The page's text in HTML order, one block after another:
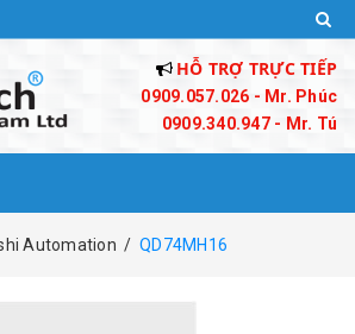
HỖ TRỢ TRỰC TIẾP
0909.057.026 - Mr. Phúc
0909.340.947 - Mr. Tú
Automation / QD74MH16